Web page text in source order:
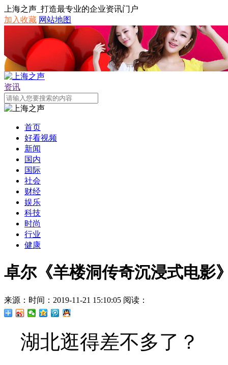
上海之声_打造最专业的企业资讯门户
加入收藏 网站地图
资讯
首页
好看视频
新闻
国内
国际
社会
财经
娱乐
科技
时尚
行业
健康
卓尔《羊楼洞传奇沉浸式电影
来源： 时间：2019-11-21 15:10:05 阅读：
湖北逛得差不多了？